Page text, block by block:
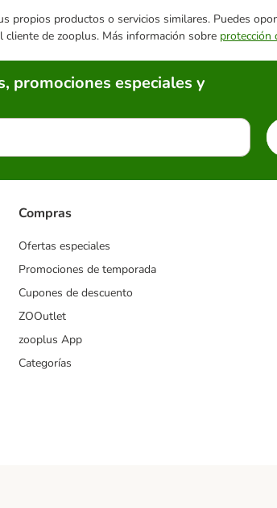
productos o servicios similares. Puedes
de zooplus. Más información sobre protección
promociones especiales y
Compras
Ofertas especiales
Promociones de temporada
Cupones de descuento
ZOOutlet
zooplus App
Categorías